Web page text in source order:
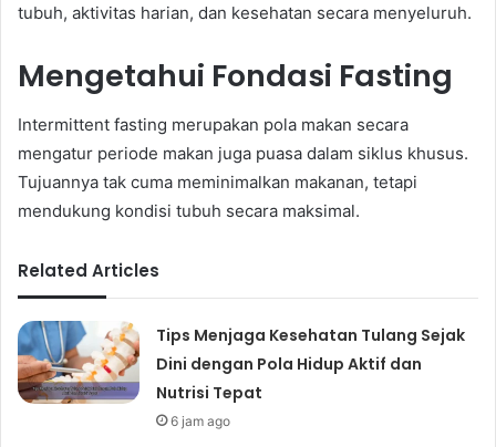
tubuh, aktivitas harian, dan kesehatan secara menyeluruh.
Mengetahui Fondasi Fasting
Intermittent fasting merupakan pola makan secara
mengatur periode makan juga puasa dalam siklus khusus.
Tujuannya tak cuma meminimalkan makanan, tetapi
mendukung kondisi tubuh secara maksimal.
Related Articles
Tips Menjaga Kesehatan Tulang Sejak
Dini dengan Pola Hidup Aktif dan
Nutrisi Tepat
6 jam ago